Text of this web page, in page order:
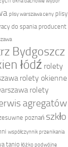
plisy warszawa ceny plisy
do spania producent
Bydgoszcz
łódź rolety
rolety okienne
rolety
agregatów
poznań szkło
współczynnik przenikania
tanio łóżko podwójne